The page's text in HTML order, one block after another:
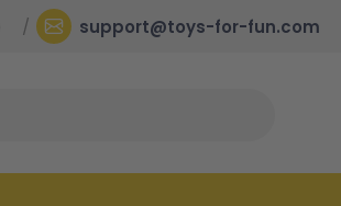
support@toys-for-fun.com